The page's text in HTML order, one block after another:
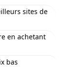
sites de
en achetant
bas